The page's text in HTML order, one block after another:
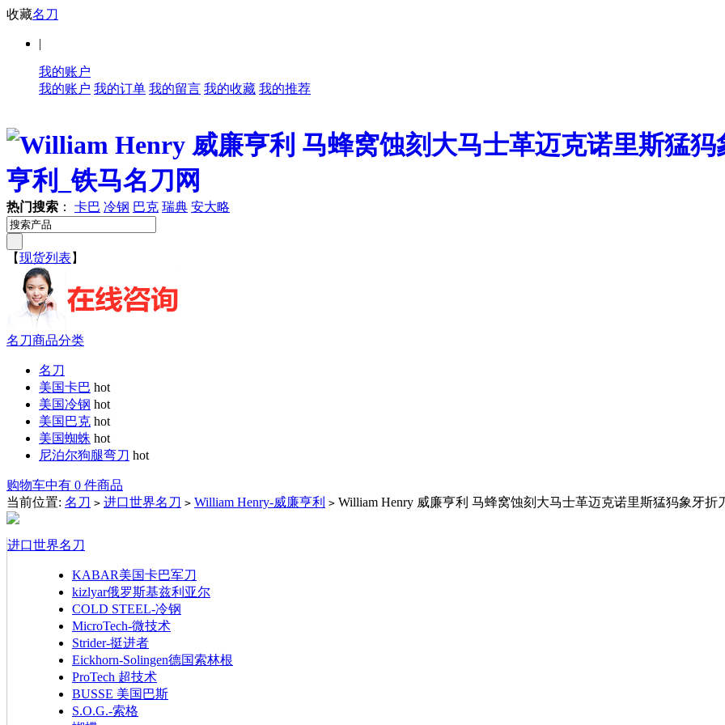
收藏名刀
|
我的账户
我的账户 我的订单 我的留言 我的收藏 我的推荐
热门搜索 ： 卡巴 冷钢 巴克 瑞典 安大略
【现货列表 】
名刀商品分类
名刀
美国卡巴 hot
美国冷钢 hot
美国巴克 hot
美国蜘蛛 hot
尼泊尔狗腿弯刀 hot
购物车中有 0 件商品
当前位置: 名刀 > 进口世界名刀 > William Henry-威廉亨利 > William Henry 威廉亨利 马蜂窝蚀刻大马士革迈克诺里斯猛犸象牙折
进口世界名刀
KABAR美国卡巴军刀
kizlyar俄罗斯基兹利亚尔
COLD STEEL-冷钢
MicroTech-微技术
Strider-挺进者
Eickhorn-Solingen德国索林根
ProTech 超技术
BUSSE 美国巴斯
S.O.G.-索格